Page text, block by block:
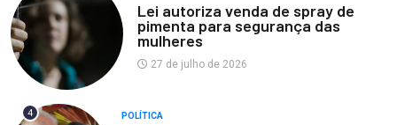
Lei autoriza venda de spray de
pimenta para segurança das
mulheres
27 de julho de 2026
4 POLÍTICA